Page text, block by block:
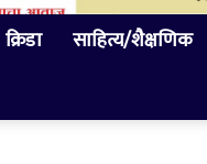
क्रिडा साहित्य/शैक्षणिक